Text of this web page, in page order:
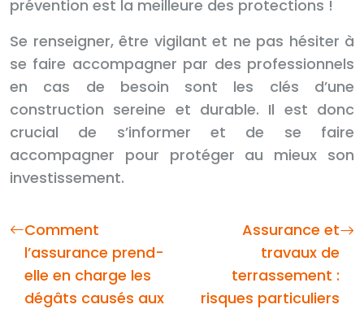
prévention est la meilleure des protections !
Se renseigner, être vigilant et ne pas hésiter à
se faire accompagner par des professionnels
en cas de besoin sont les clés d’une
construction sereine et durable. Il est donc
crucial de s’informer et de se faire
accompagner pour protéger au mieux son
investissement.
Comment
l’assurance prend-
elle en charge les
dégâts causés aux
Assurance et
travaux de
terrassement :
risques particuliers